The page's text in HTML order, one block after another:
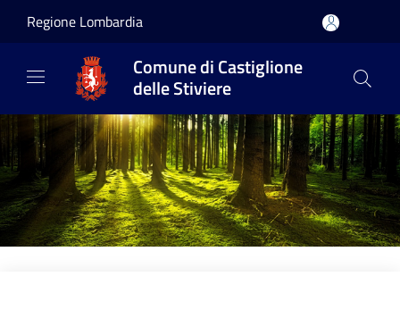
Regione Lombardia
Comune di Castiglione
delle Stiviere